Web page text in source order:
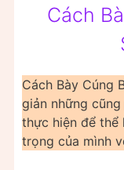
Cách
Cách Bày Cúng
giản những
thực hiện để thể
trọng của mình